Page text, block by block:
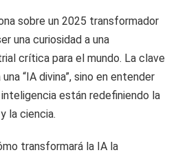
sobre un 2025 transformador
una curiosidad a una
crítica para el mundo. La clave
“IA divina”, sino en entender
están redefiniendo la
la ciencia.
transformará la IA la